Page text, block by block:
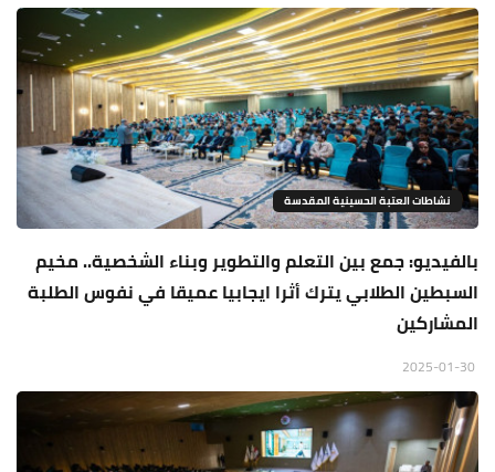
نشاطات العتبة الحسينية المقدسة
بالفيديو: جمع بين التعلم والتطوير وبناء الشخصية.. مخيم
السبطين الطلابي يترك أثرا ايجابيا عميقا في نفوس الطلبة
المشاركين